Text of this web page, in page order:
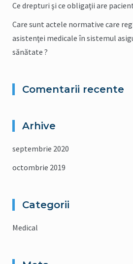
Ce drepturi şi ce obligaţii are
Care sunt actele normative care
asistenţei medicale în sistemul
sănătate ?
Comentarii recente
Arhive
septembrie 2020
octombrie 2019
Categorii
Medical